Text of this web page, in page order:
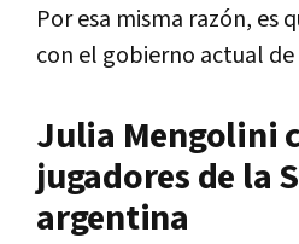
Por esa misma razón, es
con el gobierno actual de
Julia Mengolini
jugadores de la
argentina